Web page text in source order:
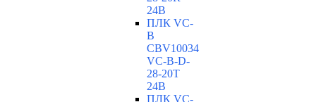
24В
ПЛК VC-
B
CBV10034
VC-В-D-
28-20T
24В
ПЛК VC-